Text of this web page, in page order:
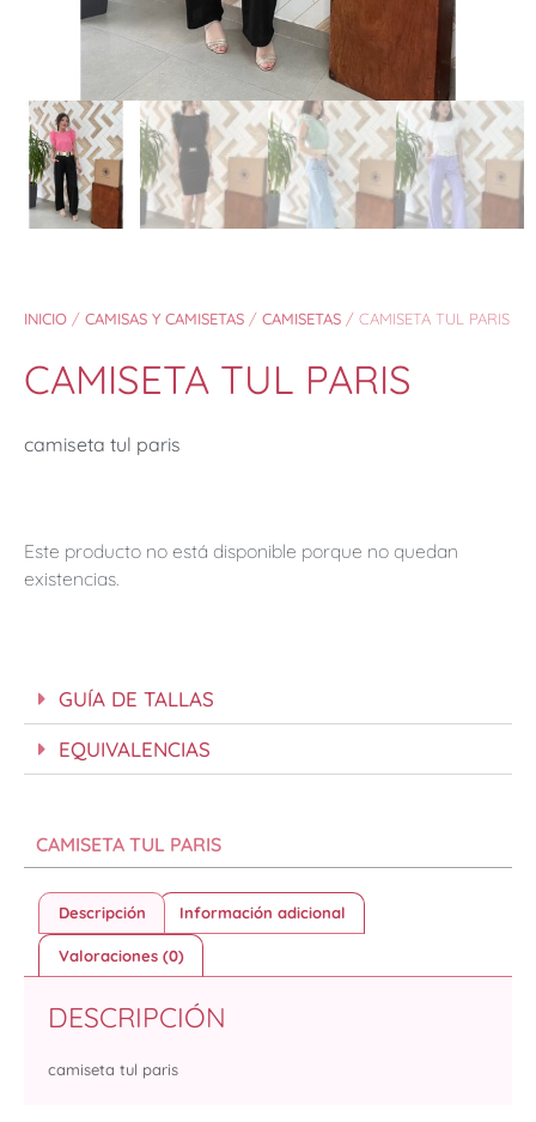
INICIO / CAMISAS Y CAMISETAS / CAMISETAS / CAMISETA TUL PARIS
CAMISETA TUL PARIS
camiseta tul paris
Este producto no está disponible porque no quedan
existencias.
GUÍA DE TALLAS
EQUIVALENCIAS
CAMISETA TUL PARIS
Descripción Información adicional
Valoraciones (0)
DESCRIPCIÓN
camiseta tul paris